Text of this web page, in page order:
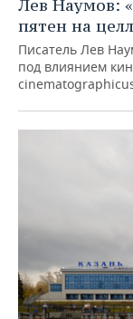
Лев Наумов:
пятен на
Писатель Лев
под влиянием